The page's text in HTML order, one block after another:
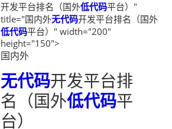
开发平台排名（国外低代码平台）"
title="国内外无代码开发平台排名（国外
低代码平台）" width="200"
height="150">
国内外
无代码开发平台排
名（国外低代码平
台）